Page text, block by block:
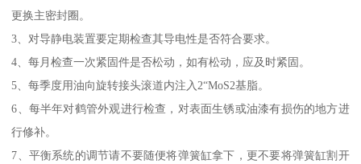
更换主密封圈。
3、对导静电装置要定期检查其导电性是否符合要求。
4、每月检查一次紧固件是否松动，如有松动，应及时紧固。
5、每季度用油向旋转接头滚道内注入2“MoS2基脂。
6、每半年对鹤管外观进行检查，对表面生锈或油漆有损伤的地方进
行修补。
7、平衡系统的调节请不要随便将弹簧缸拿下，更不要将弹簧缸割开